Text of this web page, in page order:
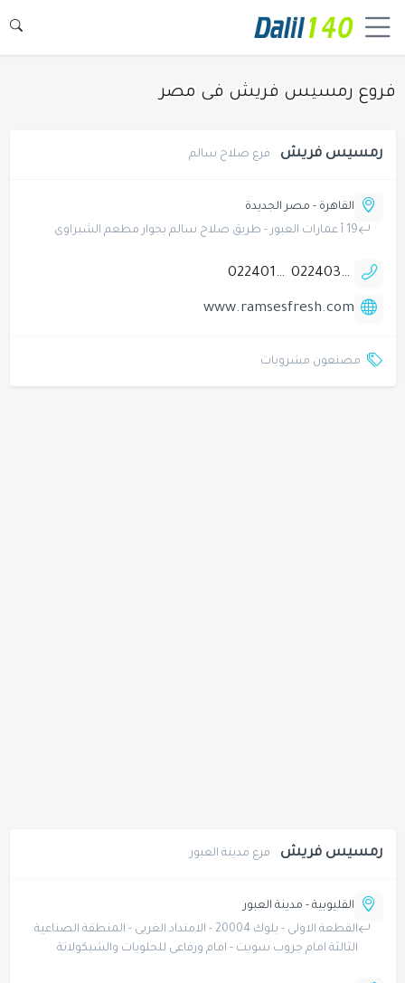
فروع رمسيس فريش فى مصر
رمسيس فريش فرع صلاح سالم
القاهرة - مصر الجديدة
19 أ عمارات العبور - طريق صلاح سالم بجوار مطعم الشبراوى
0224031621
0224015165
www.ramsesfresh.com
مصنعون مشروبات
رمسيس فريش فرع مدينة العبور
القليوبية - مدينة العبور
القطعة الاولى - بلوك 20004 - الامتداد الغربى - المنطقة الصناعية
الثالثة امام جروب سويت - امام ورفاعى للحلويات والشيكولاتة